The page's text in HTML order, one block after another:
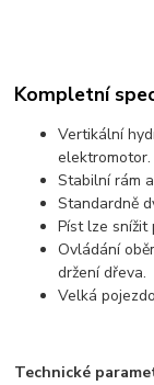
Kompletní
Vertikální
elektromotor.
Stabilní rám
Standardně
Píst lze snížit
Ovládání
držení dřeva.
Velká
Technické